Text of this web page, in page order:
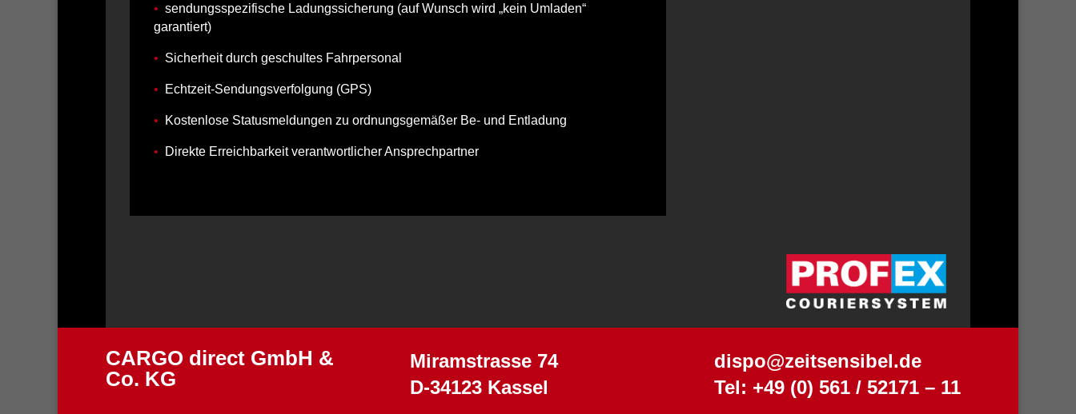
• sendungsspezifische Ladungssicherung (auf Wunsch wird „kein Umladen“
garantiert)
• Sicherheit durch geschultes Fahrpersonal
• Echtzeit‐Sendungsverfolgung (GPS)
• Kostenlose Statusmeldungen zu ordnungsgemäßer Be‐ und Entladung
• Direkte Erreichbarkeit verantwortlicher Ansprechpartner
CARGO direct GmbH &
Co. KG
Miramstrasse 74
D-34123 Kassel
dispo@zeitsensibel.de
Tel: +49 (0) 561 / 52171 – 11